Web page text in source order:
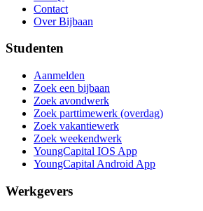
Contact
Over Bijbaan
Studenten
Aanmelden
Zoek een bijbaan
Zoek avondwerk
Zoek parttimewerk (overdag)
Zoek vakantiewerk
Zoek weekendwerk
YoungCapital IOS App
YoungCapital Android App
Werkgevers